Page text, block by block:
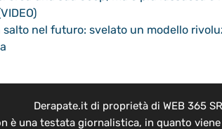
salto nel futuro: svelato un modello
Derapate.it di proprietà di WEB 365
è una testata giornalistica, in quanto